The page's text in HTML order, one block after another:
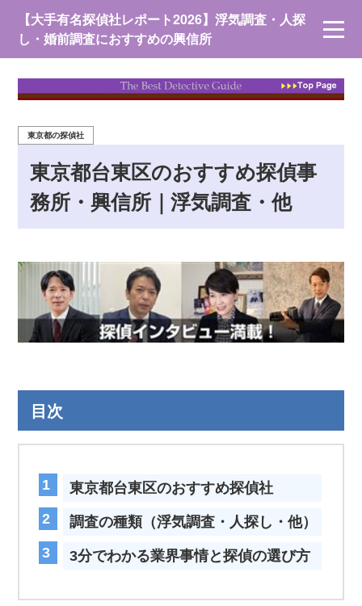
【大手有名探偵社レポート2026】浮気調査・人探
し・婚前調査におすすめの興信所
東京都台東区のおすすめ探偵事
務所・興信所｜浮気調査・他
東京都の探偵社
目次
東京都台東区のおすすめ探偵社
調査の種類（浮気調査・人探し・他）
3分でわかる業界事情と探偵の選び方